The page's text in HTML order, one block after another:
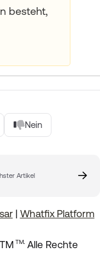
besteht,
Nein
Artikel
| Whatfix Platform
TM. Alle Rechte